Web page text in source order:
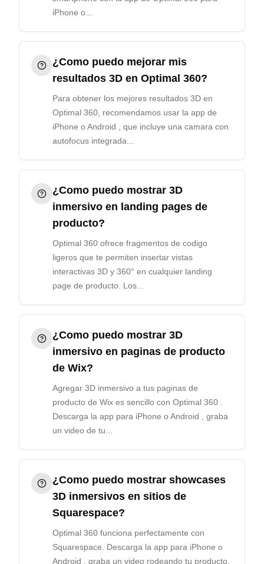
iPhone o...
¿Como puedo mejorar mis
resultados 3D en Optimal 360?
Para obtener los mejores resultados 3D en
Optimal 360, recomendamos usar la app de
iPhone o Android , que incluye una camara con
autofocus integrada...
¿Como puedo mostrar 3D
inmersivo en landing pages de
producto?
Optimal 360 ofrece fragmentos de codigo
ligeros que te permiten insertar vistas
interactivas 3D y 360° en cualquier landing
page de producto. Los...
¿Como puedo mostrar 3D
inmersivo en paginas de producto
de Wix?
Agregar 3D inmersivo a tus paginas de
producto de Wix es sencillo con Optimal 360 .
Descarga la app para iPhone o Android , graba
un video de tu...
¿Como puedo mostrar showcases
3D inmersivos en sitios de
Squarespace?
Optimal 360 funciona perfectamente con
Squarespace. Descarga la app para iPhone o
Android , graba un video rodeando tu producto,